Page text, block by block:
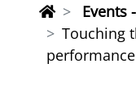
Events
Touching
performance